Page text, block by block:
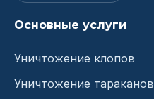
Основные услуги
Уничтожение клопов
Уничтожение тараканов